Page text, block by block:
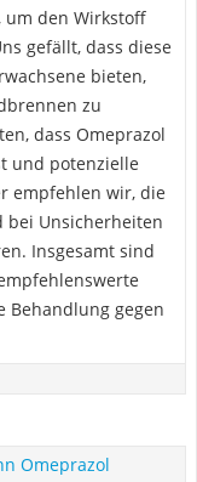
um den Wirkstoff
gefällt, dass diese
bieten,
zu
dass Omeprazol
und potenzielle
empfehlen wir, die
bei Unsicherheiten
Insgesamt sind
Behandlung gegen
Omeprazol